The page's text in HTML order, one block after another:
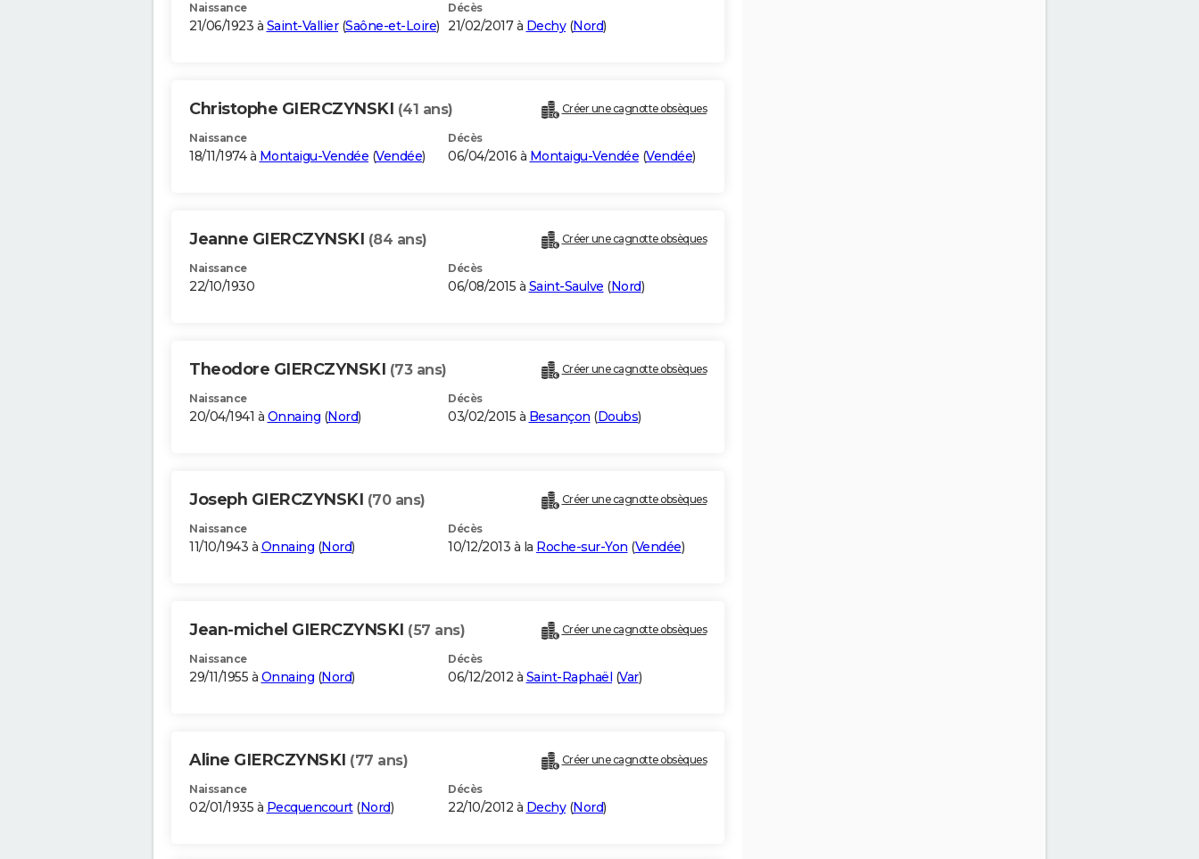
Naissance
21/06/1923 à Saint-Vallier(Saône-et-Loire)
Décès
21/02/2017 à Dechy(Nord)
Christophe GIERCZYNSKI (41 ans) Créer une cagnotte obsèques
Naissance
18/11/1974 à Montaigu-Vendée (Vendée)
Décès
06/04/2016 à Montaigu-Vendée (Vendée)
Jeanne GIERCZYNSKI (84 ans) Créer une cagnotte obsèques
Naissance
22/10/1930
Décès
06/08/2015 à Saint-Saulve (Nord)
Theodore GIERCZYNSKI (73 ans) Créer une cagnotte obsèques
Naissance
20/04/1941 à Onnaing (Nord)
Décès
03/02/2015 à Besançon (Doubs)
Joseph GIERCZYNSKI (70 ans) Créer une cagnotte obsèques
Naissance
11/10/1943 à Onnaing (Nord)
Décès
10/12/2013 à la Roche-sur-Yon (Vendée)
Jean-michel GIERCZYNSKI (57 ans) Créer une cagnotte obsèques
Naissance
29/11/1955 à Onnaing (Nord)
Décès
06/12/2012 à Saint-Raphaël (Var)
Aline GIERCZYNSKI (77 ans) Créer une cagnotte obsèques
Naissance
02/01/1935 à Pecquencourt(Nord)
Décès
22/10/2012 à Dechy(Nord)